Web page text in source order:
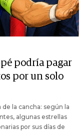
podría pagar
por un solo
la cancha: según la
algunas estrellas
por sus días de